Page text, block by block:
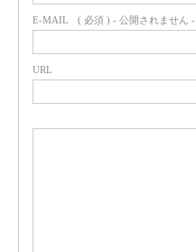
E-MAIL ( 必須 ) - 公開されません -
URL